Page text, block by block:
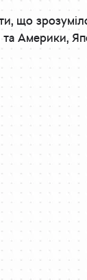
що
Америки,